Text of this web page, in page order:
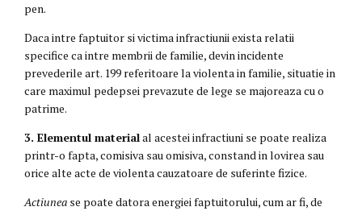
pen.
Daca intre faptuitor si victima infractiunii exista relatii
specifice ca intre membrii de familie, devin incidente
prevederile art. 199 referitoare la violenta in familie, situatie in
care maximul pedepsei prevazute de lege se majoreaza cu o
patrime.
3. Elementul materialal acestei infractiuni se poate realiza
printr-o fapta, comisiva sau omisiva, constand in lovirea sau
orice alte acte de violenta cauzatoare de suferinte fizice.
Actiunea se poate datora energiei faptuitorului, cum ar fi, de